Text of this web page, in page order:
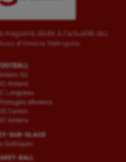
magazine dédié à l'actualité des
d'Amiens Métropole.
SC
Amiens
Longueau
d’Amiens
Camon
Amiens
SUR-GLACE
Gothiques
BALL